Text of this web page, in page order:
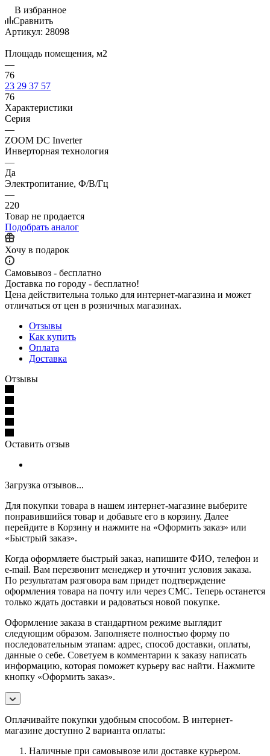
В избранное
Сравнить
Артикул: 28098
Площадь помещения, м2
—
76
23 29 37 57
76
Характеристики
Серия
—
ZOOM DC Inverter
Инверторная технология
—
Да
Электропитание, Ф/В/Гц
—
220
Товар не продается
Подобрать аналог
Хочу в подарок
Самовывоз - бесплатно
Доставка по городу - бесплатно!
Цена действительна только для интернет-магазина и может
отличаться от цен в розничных магазинах.
Отзывы
Как купить
Оплата
Доставка
Отзывы
Оставить отзыв
Загрузка отзывов...
Для покупки товара в нашем интернет-магазине выберите
понравившийся товар и добавьте его в корзину. Далее
перейдите в Корзину и нажмите на «Оформить заказ» или
«Быстрый заказ».
Когда оформляете быстрый заказ, напишите ФИО, телефон и
e-mail. Вам перезвонит менеджер и уточнит условия заказа.
По результатам разговора вам придет подтверждение
оформления товара на почту или через СМС. Теперь останется
только ждать доставки и радоваться новой покупке.
Оформление заказа в стандартном режиме выглядит
следующим образом. Заполняете полностью форму по
последовательным этапам: адрес, способ доставки, оплаты,
данные о себе. Советуем в комментарии к заказу написать
информацию, которая поможет курьеру вас найти. Нажмите
кнопку «Оформить заказ».
Оплачивайте покупки удобным способом. В интернет-
магазине доступно 2 варианта оплаты:
Наличные при самовывозе или доставке курьером.